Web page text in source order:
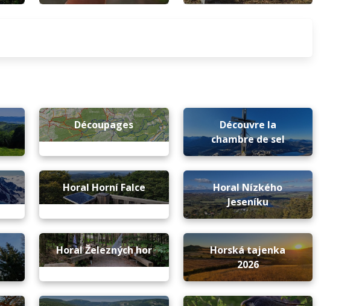
Découpages
Découvre la
chambre de sel
Horal Horní Falce
Horal Nízkého
Jeseníku
Horal Železných hor
Horská tajenka
2026